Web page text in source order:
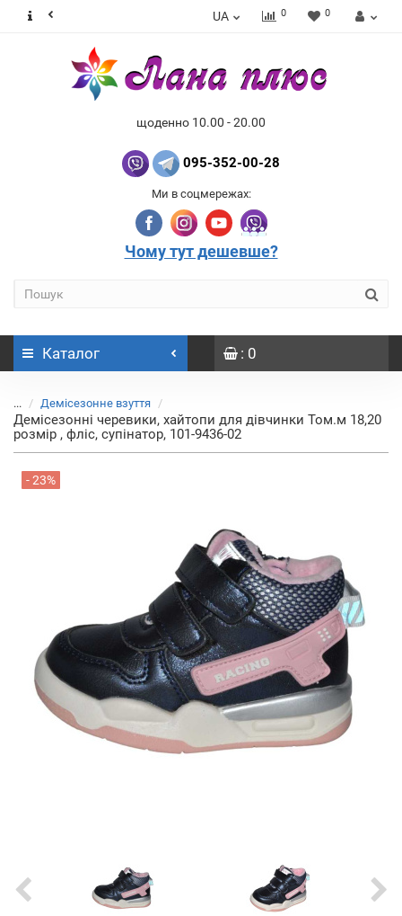
UA 0 0
щоденно 10.00 - 20.00
095-352-00-28
Ми в соцмережах:
Чому тут дешевше?
Каталог : 0
... Демісезонне взуття
Демісезонні черевики, хайтопи для дівчинки Том.м 18,20
розмір , фліс, супінатор, 101-9436-02
- 23%